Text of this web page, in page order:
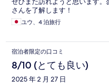
さんを了解します！
ユウ、4 泊旅行
宿泊者限定の口コミ
8/10 (とても良い)
2025 年 2 月 27 日